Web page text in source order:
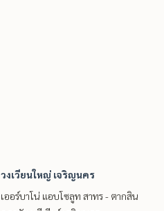
วงเวียนใหญ่ เจริญนคร
เออร์บาโน่ แอบโซลูท สาทร - ตากสิน